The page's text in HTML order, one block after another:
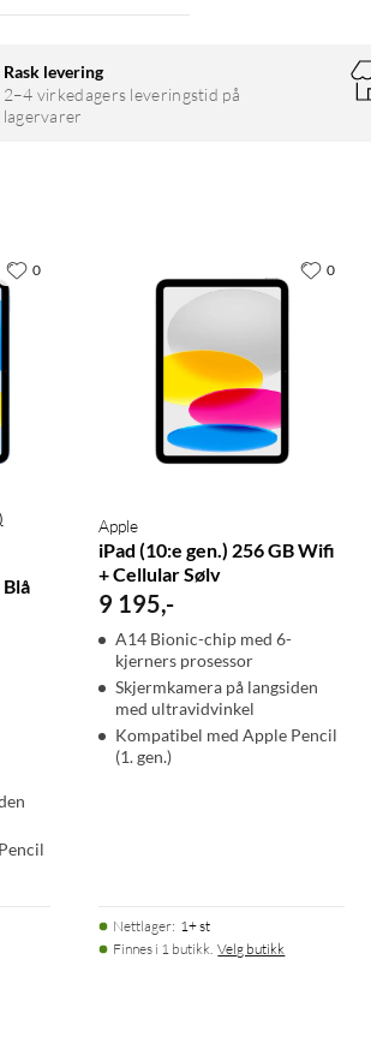
Rask levering
2–4 virkedagers leveringstid på
lagervarer
0
Apple
iPad (10:e gen.) 256 GB Wifi
+ Cellular Sølv
9 195,-
A14 Bionic-chip med 6-
kjerners prosessor
Skjermkamera på langsiden
med ultravidvinkel
Kompatibel med Apple Pencil
(1. gen.)
Nettlager: 1+ st
Finnes i 1 butikk. Velg butikk
0